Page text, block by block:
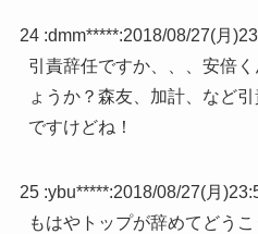
24 :dmm*****:2018/08/27(月
引責辞任ですか、、、安倍
ょうか？森友、加計、など
ですけどね！
25 :ybu*****:2018/08/27(月
もはやトップが辞めてどう